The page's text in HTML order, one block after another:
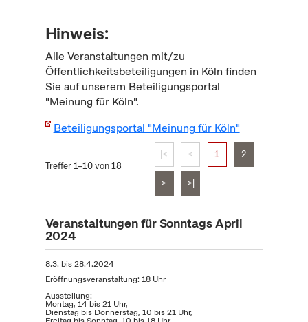
Hinweis:
Alle Veranstaltungen mit/zu
Öffentlichkeitsbeteiligungen in Köln finden
Sie auf unserem Beteiligungsportal
"Meinung für Köln".
Beteiligungsportal "Meinung für Köln"
Treffer 1–10 von 18
|< < 1 2
> >|
Veranstaltungen für Sonntags April
2024
8.3. bis28.4.2024
Eröffnungsveranstaltung: 18 Uhr
Ausstellung:
Montag, 14 bis 21 Uhr,
Dienstag bis Donnerstag, 10 bis 21 Uhr,